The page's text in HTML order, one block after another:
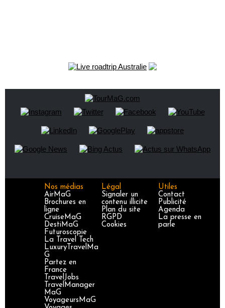
Nos médias
AirMaG
Brochures en
ligne
CruiseMaG
DestiMaG
Futuroscopie
La Travel Tech
LuxuryTravelMa
G
Partez en
France
TravelJobs
TravelManager
MaG
VoyageursMaG
Légal
Signaler un
contenu illicite
Plan du site
RGPD
Cookies
Utiles
Contact
Publicité
Agenda
La presse en
parle